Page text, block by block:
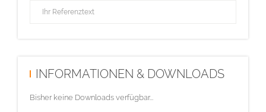
INFORMATIONEN & DOWNLOADS
Bisher keine Downloads verfügbar...